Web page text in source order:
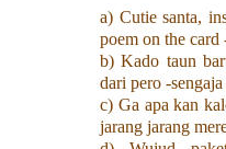
a) Cutie santa,
poem on the
b) Kado taun
dari pero -
c) Ga apa kan
jarang jarang